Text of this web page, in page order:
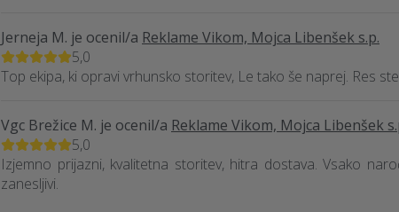
Jerneja M. je ocenil/a Reklame Vikom, Mojca Libenšek s.p.
5,0
Top ekipa, ki opravi vrhunsko storitev, Le tako še naprej. Res
Vgc Brežice M. je ocenil/a Reklame Vikom, Mojca Libenšek
5,0
Izjemno prijazni, kvalitetna storitev, hitra dostava. Vsako
zanesljivi.